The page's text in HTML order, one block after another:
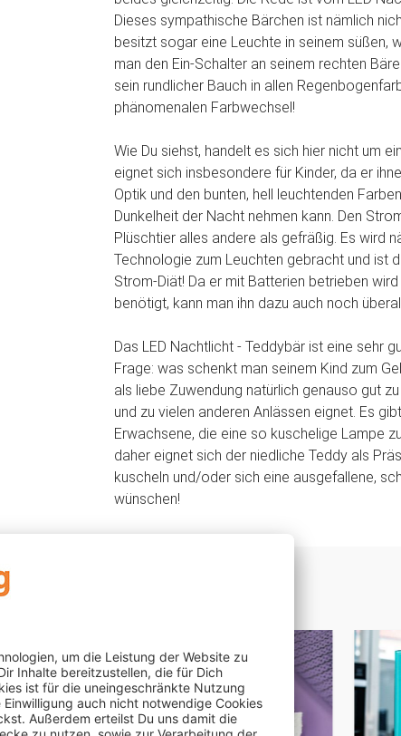
Dieses sympathische Bärchen ist nämlich
besitzt sogar eine Leuchte in seinem süßen,
man den Ein-Schalter an seinem rechten
sein rundlicher Bauch in allen
phänomenalen Farbwechsel!
Wie Du siehst, handelt es sich hier nicht um
eignet sich insbesondere für Kinder, da er
Optik und den bunten, hell leuchtenden
Dunkelheit der Nacht nehmen kann. Den
Plüschtier alles andere als gefräßig. Es wird
Technologie zum Leuchten gebracht und ist
Strom-Diät! Da er mit Batterien betrieben
benötigt, kann man ihn dazu auch noch
Das LED Nachtlicht - Teddybär ist eine sehr
Frage: was schenkt man seinem Kind zum
als liebe Zuwendung natürlich genauso gut
und zu vielen anderen Anlässen eignet. Es
Erwachsene, die eine so kuschelige Lampe
daher eignet sich der niedliche Teddy als
kuscheln und/oder sich eine ausgefallene,
wünschen!
auch gefallen
SALE